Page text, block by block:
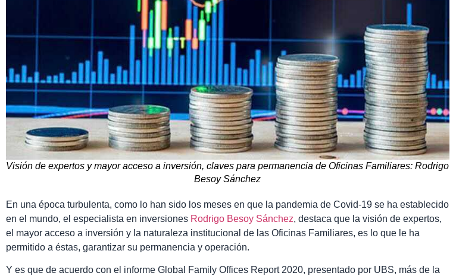
Visión de expertos y mayor acceso a inversión, claves para permanencia de Oficinas Familiares: Rodrigo
Besoy Sánchez
En una época turbulenta, como lo han sido los meses en que la pandemia de Covid-19 se ha establecido
en el mundo, el especialista en inversiones Rodrigo Besoy Sánchez, destaca que la visión de expertos,
el mayor acceso a inversión y la naturaleza institucional de las Oficinas Familiares, es lo que le ha
permitido a éstas, garantizar su permanencia y operación.
Y es que de acuerdo con el informe Global Family Offices Report 2020, presentado por UBS, más de la